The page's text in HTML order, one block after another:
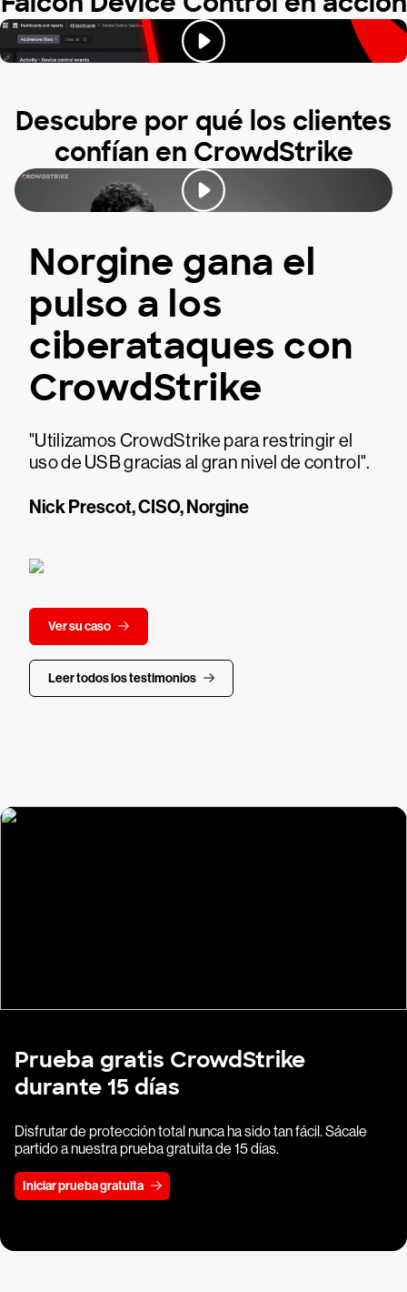
Descubre por qué los clientes
confían en CrowdStrike
Norgine gana el
pulso a los
ciberataques con
CrowdStrike
"Utilizamos CrowdStrike para restringir el
uso de USB gracias al gran nivel de control".
Nick Prescot, CISO, Norgine
Ver su caso
Leer todos los testimonios
Prueba gratis CrowdStrike
durante 15 días
Disfrutar de protección total nunca ha sido tan fácil. Sácale
partido a nuestra prueba gratuita de 15 días.
Iniciar prueba gratuita